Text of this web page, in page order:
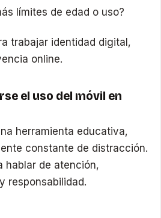
límites de edad o uso?
trabajar identidad digital,
online.
el uso del móvil en
herramienta educativa,
constante de distracción.
hablar de atención,
responsabilidad.